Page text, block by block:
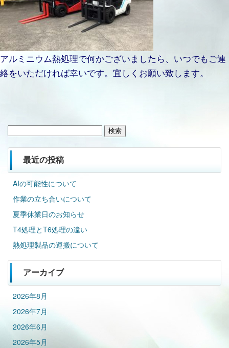
アルミニウム熱処理で何かございましたら、いつでもご連
絡をいただければ幸いです。宜しくお願い致します。
最近の投稿
AIの可能性について
作業の立ち合いについて
夏季休業日のお知らせ
T4処理とT6処理の違い
熱処理製品の運搬について
アーカイブ
2026年8月
2026年7月
2026年6月
2026年5月